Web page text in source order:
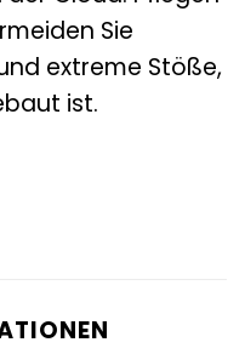
Sie
extreme Stöße,
ist.